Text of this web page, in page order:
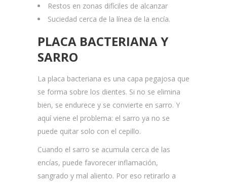
Restos en zonas difíciles de alcanzar
Suciedad cerca de la línea de la encía.
PLACA BACTERIANA Y
SARRO
La placa bacteriana es una capa pegajosa que
se forma sobre los dientes. Si no se elimina
bien, se endurece y se convierte en sarro. Y
aquí viene el problema: el sarro ya no se
puede quitar solo con el cepillo.
Cuando el sarro se acumula cerca de las
encías, puede favorecer inflamación,
sangrado y mal aliento. Por eso retirarlo a